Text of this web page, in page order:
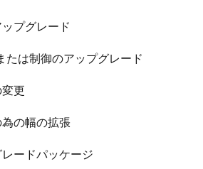
プグレード
たは制御のアップグレード
更
の幅の拡張
ードパッケージ